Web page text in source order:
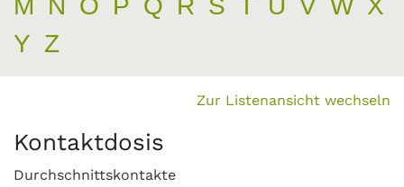
M
N O P Q R S T U V W X
Y Z
Zur Listenansicht wechseln
Kontaktdosis
Durchschnittskontakte